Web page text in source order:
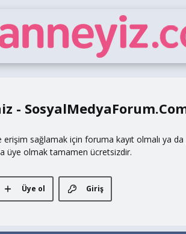
-
sağlamak için foruma kayıt olmalı ya da
üye olmak tamamen ücretsizdir.
Giriş
Üye ol